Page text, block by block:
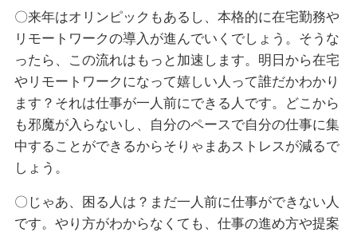
〇来年はオリンピックもあるし、本格的に在宅勤務や
リモートワークの導入が進んでいくでしょう。そうな
ったら、この流れはもっと加速します。明日から在宅
やリモートワークになって嬉しい人って誰だかわかり
ます？それは仕事が一人前にできる人です。どこから
も邪魔が入らないし、自分のペースで自分の仕事に集
中することができるからそりゃまあストレスが減るで
しょう。
〇じゃあ、困る人は？まだ一人前に仕事ができない人
です。やり方がわからなくても、仕事の進め方や提案